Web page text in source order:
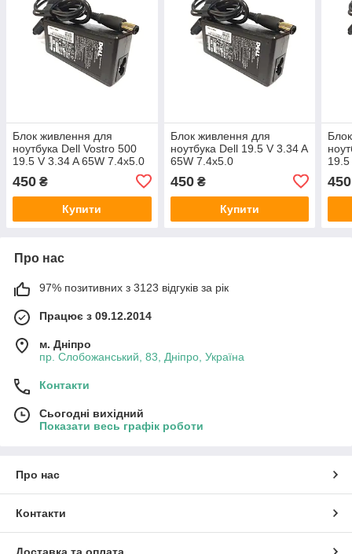
Блок живлення для
ноутбука Dell Vostro 500
19.5 V 3.34 A 65W 7.4x5.0
450 ₴
Купити
Блок живлення для
ноутбука Dell 19.5 V 3.34 A
65W 7.4x5.0
450₴
Купити
450
Про нас
97% позитивних з 3123 відгуків за рік
Працює з 09.12.2014
м. Дніпро
пр. Слобожанський, 83, Дніпро, Україна
Контакти
Сьогодні вихідний
Показати весь графік роботи
Про нас
Контакти